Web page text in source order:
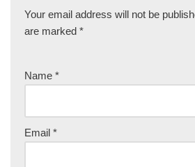
Your email address will not be
are marked *
Name *
Email *